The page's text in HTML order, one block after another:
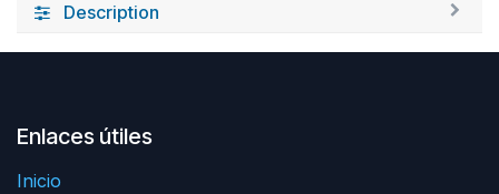
Description
Enlaces útiles
Inicio